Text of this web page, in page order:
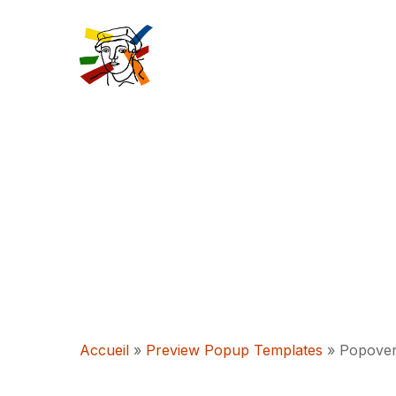
Accueil » Preview Popup Templates » Popover